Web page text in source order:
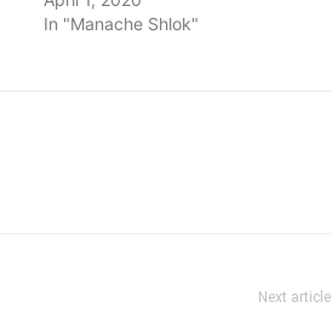
In "Manache Shlok"
Next article